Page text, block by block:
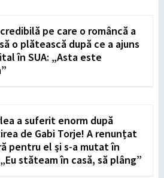
pe care o româncă a
o plătească după ce a ajuns
în SUA: „Asta este
a suferit enorm după
de Gabi Torje! A renunțat
pentru el și s-a mutat în
stăteam în casă, să plâng”